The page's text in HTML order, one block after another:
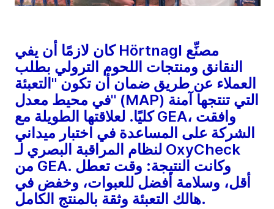
كان لازمًا أن يفي Hörtnagl مصنِّع
النقانق ومنتجات اللحوم الترولي بطلب
العملاء عن طريق ضمان أن تكون "التعبئة
في محيط معدل" (MAP) التي تنتجها آمنة
كليًا. لعلاقتها الطويلة مع GEA، وافقت
الشركة على المساعدة في اختبار ميداني
لنظام المراقبة البصري لـ OxyCheck
من GEA. وكانت النتيجة: وقت تعطل
أقل، وسلامة أفضل للعبوات، وخفض في
هالك التعبئة وثقة بالمنتج الكامل.